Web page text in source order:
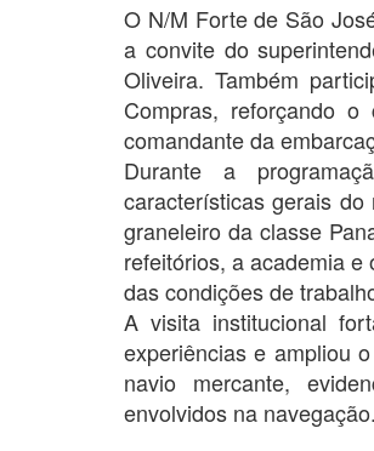
O N/M Forte de São
a convite do
Oliveira. Também
Compras, reforçando
comandante da
Durante a
características gerais
graneleiro da classe
refeitórios, a academia
das condições de
A visita institucional
experiências e ampliou
navio mercante,
envolvidos na navegação.